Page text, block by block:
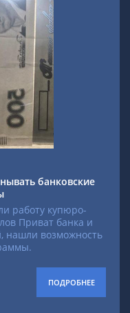
банковские
работу купюро-
Приват банка и
нашли возможность
ПОДРОБНЕЕ